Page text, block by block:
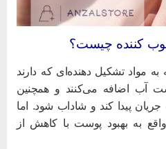
کننده چیست؟
مواد تشکیل دهنده‌ای که دارند
آب اضافه می‌کنند و همچنین
پیدا کند و شاداب شود. اما
به بهبود پوست با کاهش از